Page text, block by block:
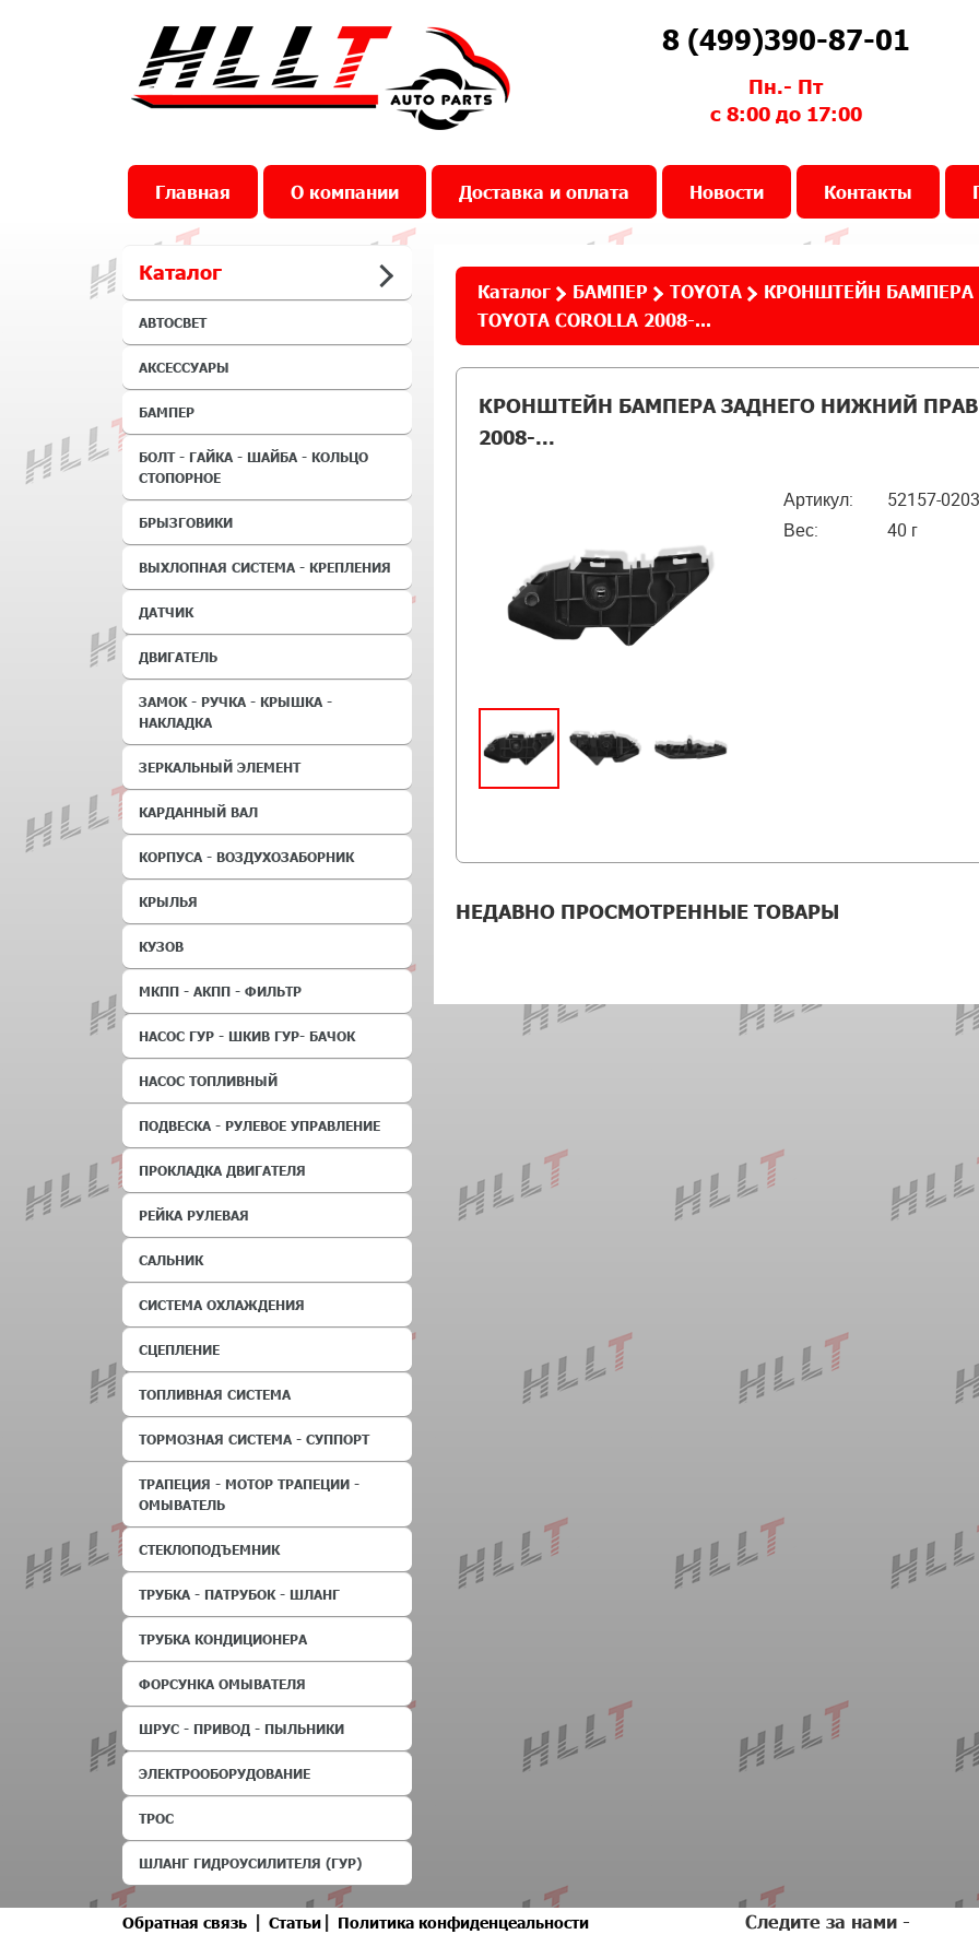
8 (499)390-87-01
Пн.- Пт
с 8:00 до 17:00
Главная О компании Доставка и оплата Новости Контакты
Каталог
АВТОСВЕТ
АКСЕССУАРЫ
БАМПЕР
БОЛТ - ГАЙКА - ШАЙБА - КОЛЬЦО
СТОПОРНОЕ
БРЫЗГОВИКИ
ВЫХЛОПНАЯ СИСТЕМА - КРЕПЛЕНИЯ
ДАТЧИК
ДВИГАТЕЛЬ
ЗАМОК - РУЧКА - КРЫШКА -
НАКЛАДКА
ЗЕРКАЛЬНЫЙ ЭЛЕМЕНТ
КАРДАННЫЙ ВАЛ
КОРПУСА - ВОЗДУХОЗАБОРНИК
КРЫЛЬЯ
КУЗОВ
МКПП - АКПП - ФИЛЬТР
НАСОС ГУР - ШКИВ ГУР- БАЧОК
НАСОС ТОПЛИВНЫЙ
ПОДВЕСКА - РУЛЕВОЕ УПРАВЛЕНИЕ
ПРОКЛАДКА ДВИГАТЕЛЯ
РЕЙКА РУЛЕВАЯ
САЛЬНИК
СИСТЕМА ОХЛАЖДЕНИЯ
СЦЕПЛЕНИЕ
ТОПЛИВНАЯ СИСТЕМА
ТОРМОЗНАЯ СИСТЕМА - СУППОРТ
ТРАПЕЦИЯ - МОТОР ТРАПЕЦИИ -
ОМЫВАТЕЛЬ
СТЕКЛОПОДЪЕМНИК
ТРУБКА - ПАТРУБОК - ШЛАНГ
ТРУБКА КОНДИЦИОНЕРА
ФОРСУНКА ОМЫВАТЕЛЯ
ШРУС - ПРИВОД - ПЫЛЬНИКИ
ЭЛЕКТРООБОРУДОВАНИЕ
ТРОС
ШЛАНГ ГИДРОУСИЛИТЕЛЯ (ГУР)
Каталог БАМПЕР TOYOTA
КРОНШТЕЙН
TOYOTA COROLLA 2008-...
КРОНШТЕЙН БАМПЕРА ЗАДНЕГО НИЖНИЙ
2008-...
Артикул:
52157-
Вес:
40 г
НЕДАВНО ПРОСМОТРЕННЫЕ ТОВАРЫ
Обратная связь | Статьи | Политика конфиденцеальности Следите за нами -